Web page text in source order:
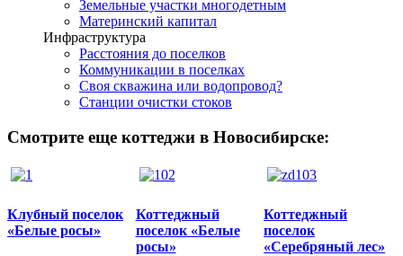
Земельные участки многодетным
Материнский капитал
Инфраструктура
Расстояния до поселков
Коммуникации в поселках
Своя скважина или водопровод?
Станции очистки стоков
Смотрите еще коттеджи в Новосибирске:
Клубный поселок
«Белые росы»
Коттеджный
поселок «Белые
росы»
Коттеджный
поселок
«Серебряный лес»